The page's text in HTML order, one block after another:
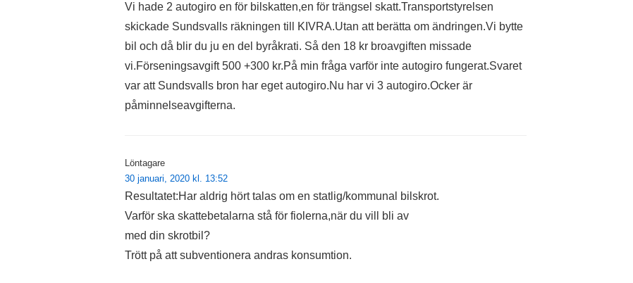
Vi hade 2 autogiro en för bilskatten,en för trängsel skatt.Transportstyrelsen
skickade Sundsvalls räkningen till KIVRA.Utan att berätta om ändringen.Vi bytte
bil och då blir du ju en del byråkrati. Så den 18 kr broavgiften missade
vi.Förseningsavgift 500 +300 kr.På min fråga varför inte autogiro fungerat.Svaret
var att Sundsvalls bron har eget autogiro.Nu har vi 3 autogiro.Ocker är
påminnelseavgifterna.
Löntagare
30 januari, 2020 kl. 13:52
Resultatet:Har aldrig hört talas om en statlig/kommunal bilskrot.
Varför ska skattebetalarna stå för fiolerna,när du vill bli av
med din skrotbil?
Trött på att subventionera andras konsumtion.